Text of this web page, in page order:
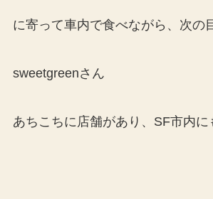
に寄って車内で食べながら、次の
sweetgreenさん
あちこちに店舗があり、SF市内に